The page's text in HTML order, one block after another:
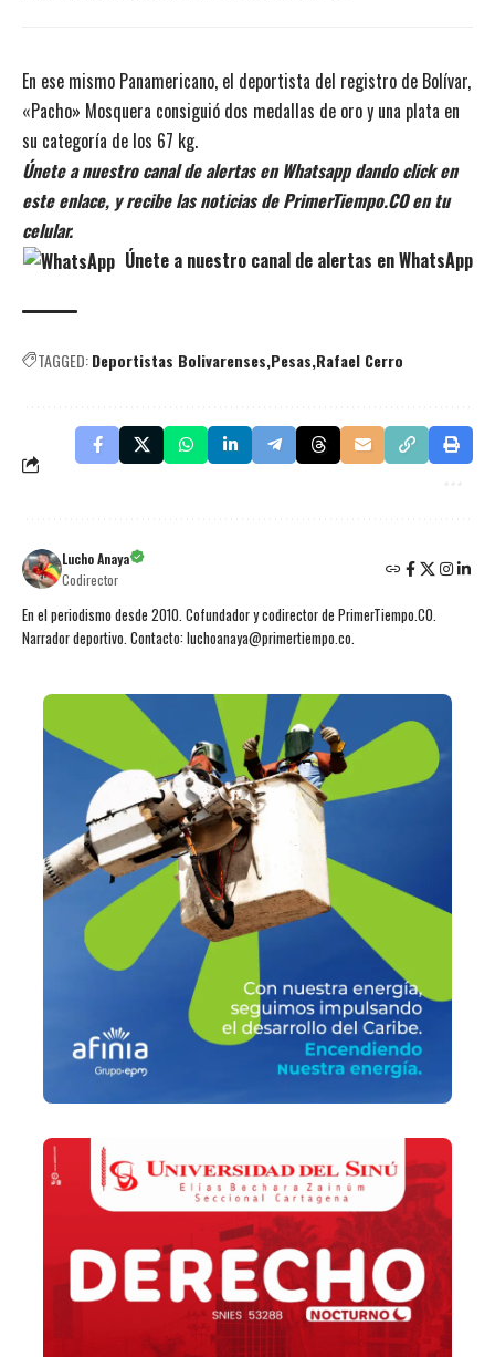
En ese mismo Panamericano, el deportista del registro de Bolívar,
«Pacho» Mosquera consiguió dos medallas de oro y una plata en
su categoría de los 67 kg.
Únete a nuestro canal de alertas en Whatsapp dando click en
este enlace, y recibe las noticias de PrimerTiempo.CO en tu
celular.
Únete a nuestro canal de alertas en WhatsApp
TAGGED:Deportistas Bolivarenses Pesas Rafael Cerro
Lucho Anaya
Codirector
En el periodismo desde 2010. Cofundador y codirector de PrimerTiempo.CO.
Narrador deportivo. Contacto: luchoanaya@primertiempo.co.